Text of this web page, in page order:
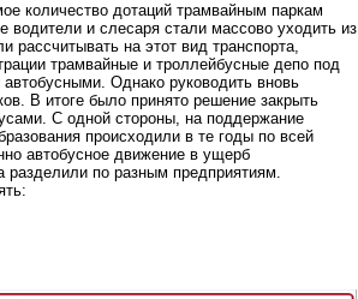
количество дотаций трамвайным паркам
водители и слесаря стали массово уходить из
рассчитывать на этот вид транспорта,
трамвайные и троллейбусные депо под
Однако руководить вновь
В итоге было принято решение закрыть
С одной стороны, на поддержание
происходили в те годы по всей
автобусное движение в ущерб
разделили по разным предприятиям.